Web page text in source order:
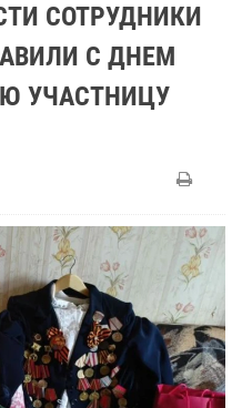
СОТРУДНИКИ
С ДНЕМ
УЧАСТНИЦУ